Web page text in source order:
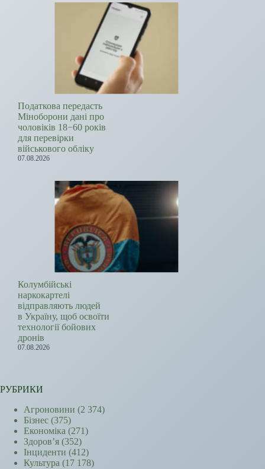
Податкова передасть
Міноборони дані про
чоловіків 18−60 років
для перевірки
військового обліку
07.08.2026
Колумбійські
наркокартелі
відправляють людей
в Україну, щоб освоїти
технології бойових
дронів
07.08.2026
РУБРИКИ
Агроновини (2 374)
Бізнес (375)
Економіка (271)
Здоров’я (352)
Інциденти (412)
Культура (17 178)